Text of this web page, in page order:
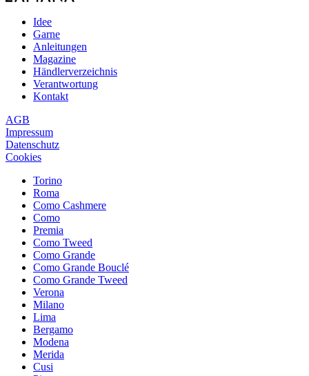
Idee
Garne
Anleitungen
Magazine
Händlerverzeichnis
Verantwortung
Kontakt
AGB
Impressum
Datenschutz
Cookies
Torino
Roma
Como Cashmere
Como
Premia
Como Tweed
Como Grande
Como Grande Bouclé
Como Grande Tweed
Verona
Milano
Lima
Bergamo
Modena
Merida
Cusi